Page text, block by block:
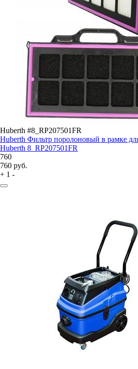
Huberth #8_RP207501FR
Huberth Фильтр поролоновый в рамке
Huberth 8_RP207501FR
760
760 руб.
+ 1 -